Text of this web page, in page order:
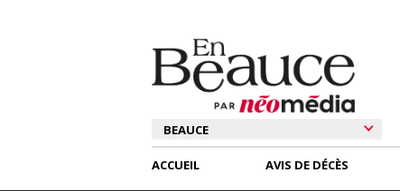
ACCUEIL AVIS DE DÉCÈS